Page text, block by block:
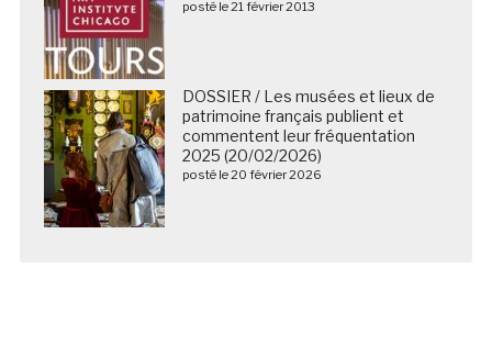
posté le 21 février 2013
DOSSIER / Les musées et lieux de
patrimoine français publient et
commentent leur fréquentation
2025 (20/02/2026)
posté le 20 février 2026